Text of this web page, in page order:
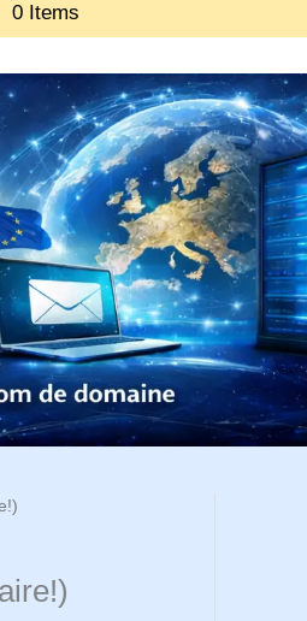
0 Items